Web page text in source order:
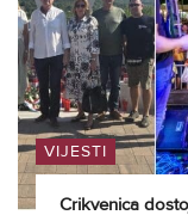
VIJESTI
Crikvenica